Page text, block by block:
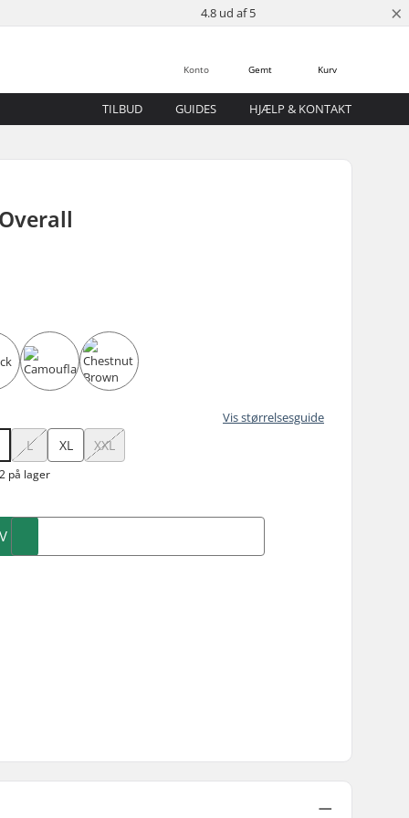
4.8 ud af 5 ×
Kurv
Gemt
Konto
TILBUD GUIDES HJÆLP & KONTAKT
Vis størrelsesguide
L XL XXL
på lager